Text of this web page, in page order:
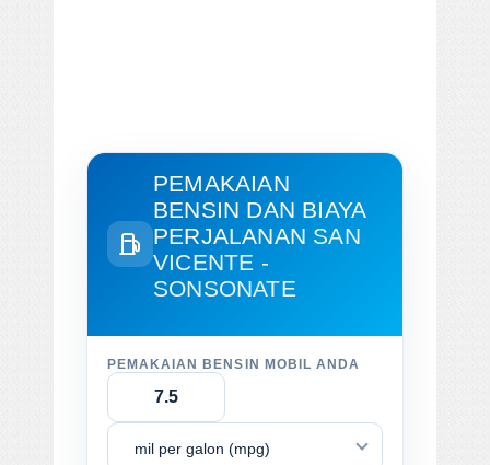
PEMAKAIAN
BENSIN DAN BIAYA
PERJALANAN SAN
VICENTE -
SONSONATE
PEMAKAIAN BENSIN MOBIL ANDA
mil per galon (mpg)